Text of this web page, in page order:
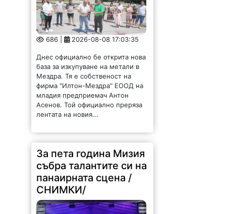
686 | 2026-08-08 17:03:35
Днес официално бе открита нова
база за изкупуване на метали в
Мездра. Тя е собственост на
младия предприемач Антон
Асенов. Той официално преряза
лентата на новия...
За пета година Мизия
събра талантите си на
панаирната сцена /
СНИМКИ/